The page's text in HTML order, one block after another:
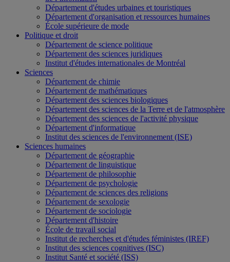
Département d'études urbaines et touristiques
Département d'organisation et ressources humaines
École supérieure de mode
Politique et droit
Département de science politique
Département des sciences juridiques
Institut d'études internationales de Montréal
Sciences
Département de chimie
Département de mathématiques
Département des sciences biologiques
Département des sciences de la Terre et de l'atmosphère
Département des sciences de l'activité physique
Département d'informatique
Institut des sciences de l'environnement (ISE)
Sciences humaines
Département de géographie
Département de linguistique
Département de philosophie
Département de psychologie
Département de sciences des religions
Département de sexologie
Département de sociologie
Département d'histoire
École de travail social
Institut de recherches et d'études féministes (IREF)
Institut des sciences cognitives (ISC)
Institut Santé et société (ISS)